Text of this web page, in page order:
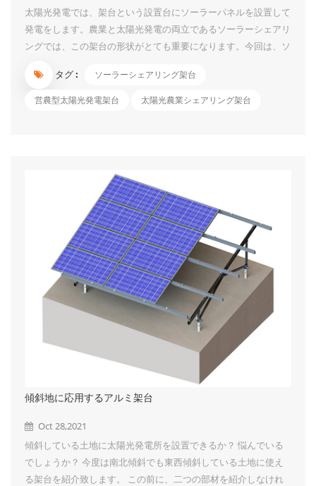
太陽光発電では、架台という設置台にソーラーパネルを設置して
発電をします。農業と太陽光発電の両立であるソーラーシェアリ
ングでは、この架台の形状がとても重要になります。今回は、ソ
いて解説します。 ソーラーシェアリングの架台は主に2種類 ☞
藤棚式ソーラーシェアリング架台 架台を藤棚のように組み、そ
によって、透光率を調整可能、光を好む植物に最適 ③柱ピッ
チ：5ｍまで設計可能、大型農業機械が自由に出入れる ④高さ：
ソーラーシェアリング架台の2.5ｍ～3ｍ ⑤コスト：アレイ式より
少し高い ⑥発電率と...
タグ : ソーラーシェアリング架台
営農型太陽光発電架台 太陽光農業シェアリング架台
傾斜地に応用するアルミ架台
Oct 28,2021
傾斜している土地に太陽光発電所を設置できるか？ 悩んでいる
でしょうか？ 今度は南北傾斜でも東西傾斜している土地に使え
る架台を紹介致します。 この前に、二つの部材を紹介しなけれ